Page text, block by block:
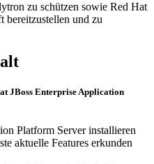
zu schützen sowie Red Hat
bereitzustellen und zu
JBoss Enterprise Application
Platform Server installieren
aktuelle Features erkunden